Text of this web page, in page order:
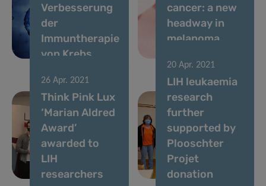
Verbesserung
der
Immuntherapie
von Krebs
cancer: a new
headway in
melanoma
26 Apr. 2021
Think Pink Lux
‘Marian Aldred
Award’
awarded to
LIH
researchers
20 Apr. 2021
LIH leukaemia
research
further
supported by
Plooschter
Projet
donation